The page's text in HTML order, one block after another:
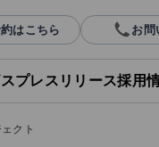
はこちら お問
プレスリリース採用
クト